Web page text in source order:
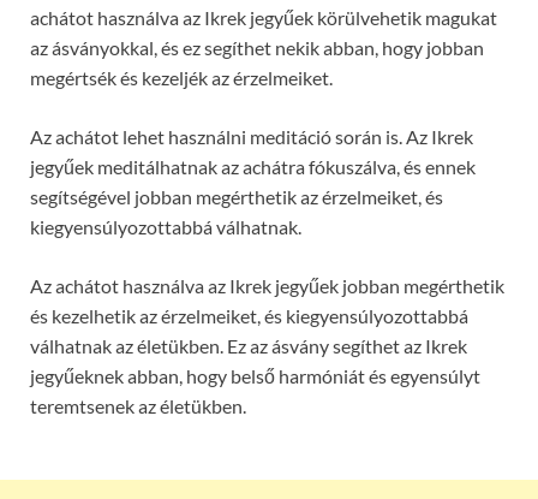
achátot használva az Ikrek jegyűek körülvehetik magukat
az ásványokkal, és ez segíthet nekik abban, hogy jobban
megértsék és kezeljék az érzelmeiket.
Az achátot lehet használni meditáció során is. Az Ikrek
jegyűek meditálhatnak az achátra fókuszálva, és ennek
segítségével jobban megérthetik az érzelmeiket, és
kiegyensúlyozottabbá válhatnak.
Az achátot használva az Ikrek jegyűek jobban megérthetik
és kezelhetik az érzelmeiket, és kiegyensúlyozottabbá
válhatnak az életükben. Ez az ásvány segíthet az Ikrek
jegyűeknek abban, hogy belső harmóniát és egyensúlyt
teremtsenek az életükben.